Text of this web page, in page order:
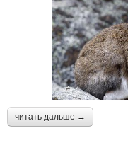
читать дальше →